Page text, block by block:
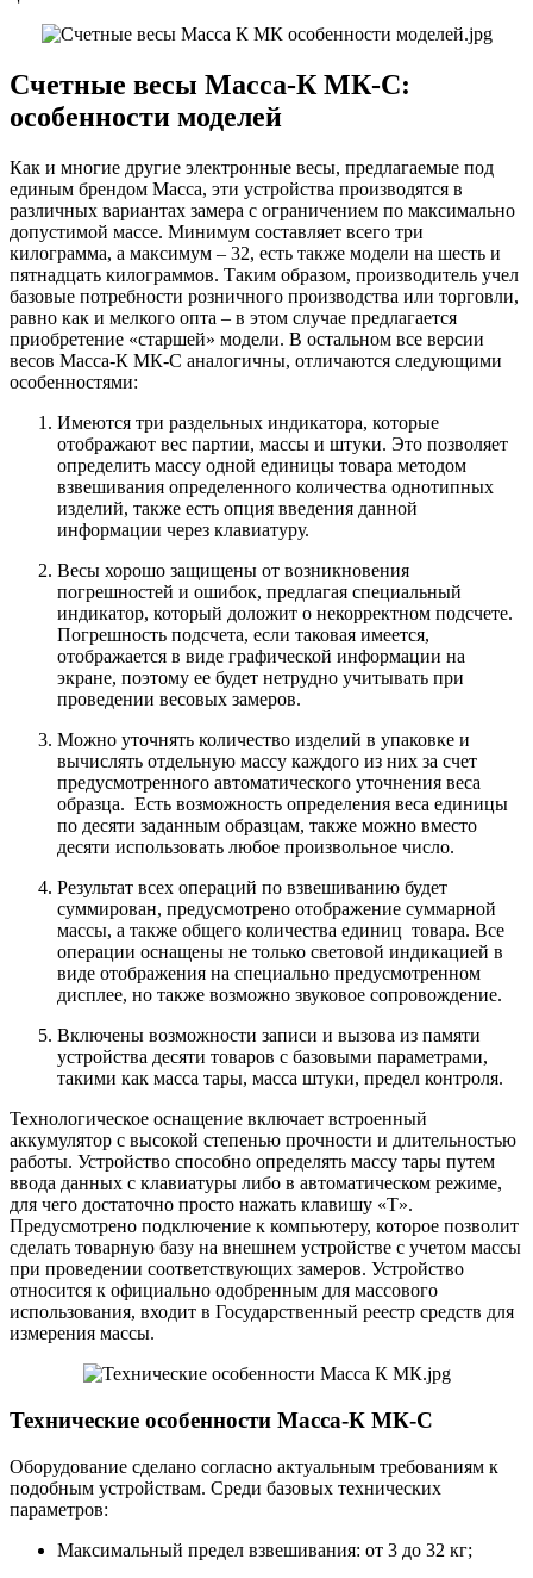
Счетные весы Масса-К МК-С:
особенности моделей
Как и многие другие электронные весы, предлагаемые под
единым брендом Масса, эти устройства производятся в
различных вариантах замера с ограничением по максимально
допустимой массе. Минимум составляет всего три
килограмма, а максимум – 32, есть также модели на шесть и
пятнадцать килограммов. Таким образом, производитель учел
базовые потребности розничного производства или торговли,
равно как и мелкого опта – в этом случае предлагается
приобретение «старшей» модели. В остальном все версии
весов Масса-К МК-С аналогичны, отличаются следующими
особенностями:
Имеются три раздельных индикатора, которые
отображают вес партии, массы и штуки. Это позволяет
определить массу одной единицы товара методом
взвешивания определенного количества однотипных
изделий, также есть опция введения данной
информации через клавиатуру.
Весы хорошо защищены от возникновения
погрешностей и ошибок, предлагая специальный
индикатор, который доложит о некорректном подсчете.
Погрешность подсчета, если таковая имеется,
отображается в виде графической информации на
экране, поэтому ее будет нетрудно учитывать при
проведении весовых замеров.
Можно уточнять количество изделий в упаковке и
вычислять отдельную массу каждого из них за счет
предусмотренного автоматического уточнения веса
образца. Есть возможность определения веса единицы
по десяти заданным образцам, также можно вместо
десяти использовать любое произвольное число.
Результат всех операций по взвешиванию будет
суммирован, предусмотрено отображение суммарной
массы, а также общего количества единиц товара. Все
операции оснащены не только световой индикацией в
виде отображения на специально предусмотренном
дисплее, но также возможно звуковое сопровождение.
Включены возможности записи и вызова из памяти
устройства десяти товаров с базовыми параметрами,
такими как масса тары, масса штуки, предел контроля.
Технологическое оснащение включает встроенный
аккумулятор с высокой степенью прочности и длительностью
работы. Устройство способно определять массу тары путем
ввода данных с клавиатуры либо в автоматическом режиме,
для чего достаточно просто нажать клавишу «Т».
Предусмотрено подключение к компьютеру, которое позволит
сделать товарную базу на внешнем устройстве с учетом массы
при проведении соответствующих замеров. Устройство
относится к официально одобренным для массового
использования, входит в Государственный реестр средств для
измерения массы.
Технические особенности Масса-К МК-С
Оборудование сделано согласно актуальным требованиям к
подобным устройствам. Среди базовых технических
параметров:
Максимальный предел взвешивания: от 3 до 32 кг;